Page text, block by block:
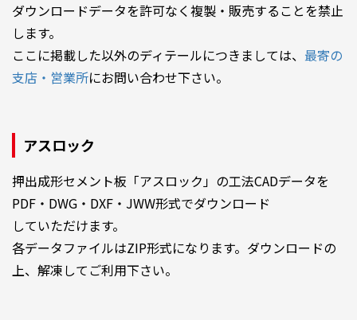
ダウンロードデータを許可なく複製・販売することを禁止
します。
ここに掲載した以外のディテールにつきましては、 最寄の
支店・営業所にお問い合わせ下さい。
アスロック
押出成形セメント板「アスロック」の工法CADデータを
PDF・DWG・DXF・JWW形式でダウンロード
していただけます。
各データファイルはZIP形式になります。ダウンロードの
上、解凍してご利用下さい。